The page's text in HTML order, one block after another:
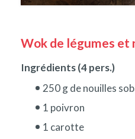
Wok de légumes et
Ingrédients (4 pers.)
250 g de nouilles
1 poivron
1 carotte